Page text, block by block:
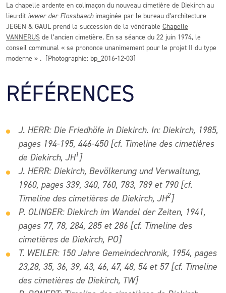
La chapelle ardente en colimaçon du nouveau cimetière de Diekirch au
lieu-dit iwwer der Flossbaachimaginée par le bureau d’architecture
JEGEN & GAUL prend la succession de la vénérable Chapelle
VANNERUS de l’ancien cimetière. En sa séance du 22 juin 1974, le
conseil communal « se prononce unanimement pour le projet II du type
moderne » . [Photographie: bp_2016-12-03]
RÉFÉRENCES
J. HERR: Die Friedhöfe in Diekirch. In: Diekirch, 1985,
pages 194-195, 446-450 [cf. Timeline des cimetières
de Diekirch, JH1]
J. HERR: Diekirch, Bevölkerung und Verwaltung,
1960, pages 339, 340, 760, 783, 789 et 790 [cf.
Timeline des cimetières de Diekirch, JH2]
P. OLINGER: Diekirch im Wandel der Zeiten, 1941,
pages 77, 78, 284, 285 et 286 [cf. Timeline des
cimetières de Diekirch, PO]
T. WEILER: 150 Jahre Gemeindechronik, 1954, pages
23,28, 35, 36, 39, 43, 46, 47, 48, 54 et 57 [cf. Timeline
des cimetières de Diekirch, TW]